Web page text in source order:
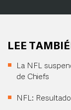
LEE
La NFL
de Chiefs
NFL: